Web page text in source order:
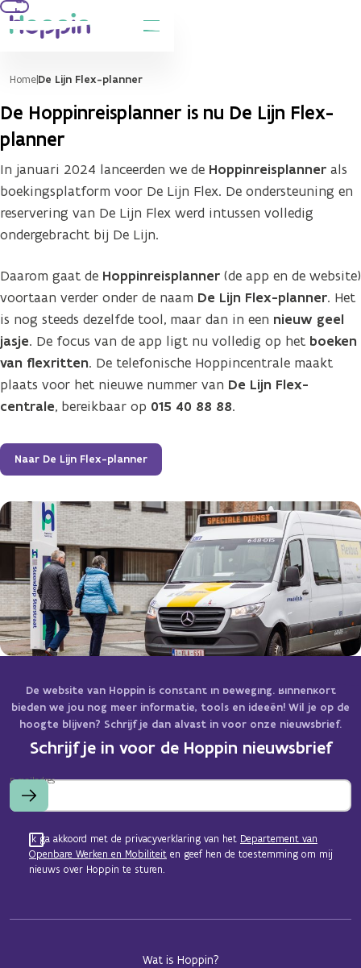
hoofdinhoud
HomeDe Lijn Flex-planner
De Hoppinreisplanner is nu De Lijn Flex-
planner
In januari 2024 lanceerden we de Hoppinreisplanner als
boekingsplatform voor De Lijn Flex. De ondersteuning en
reservering van De Lijn Flex werd intussen volledig
ondergebracht bij De Lijn.
Daarom gaat de Hoppinreisplanner (de app en de website)
voortaan verder onder de naam De Lijn Flex-planner. Het
is nog steeds dezelfde tool, maar dan in een nieuw geel
jasje. De focus van de app ligt nu volledig op het boeken
van flexritten. De telefonische Hoppincentrale maakt
plaats voor het nieuwe nummer van De Lijn Flex-
centrale, bereikbaar op 015 40 88 88.
Naar De Lijn Flex-planner
De website van Hoppin is constant in beweging. Binnenkort
bieden we jou nog meer informatie, tools en ideeën! Wil je op de
hoogte blijven? Schrijf je dan alvast in voor onze nieuwsbrief.
Schrijf je in voor de Hoppin nieuwsbrief
E-mailadres
Ik ga akkoord met de privacyverklaring van het Departement van
Openbare Werken en Mobiliteit en geef hen de toestemming om mij
nieuws over Hoppin te sturen.
Wat is Hoppin?